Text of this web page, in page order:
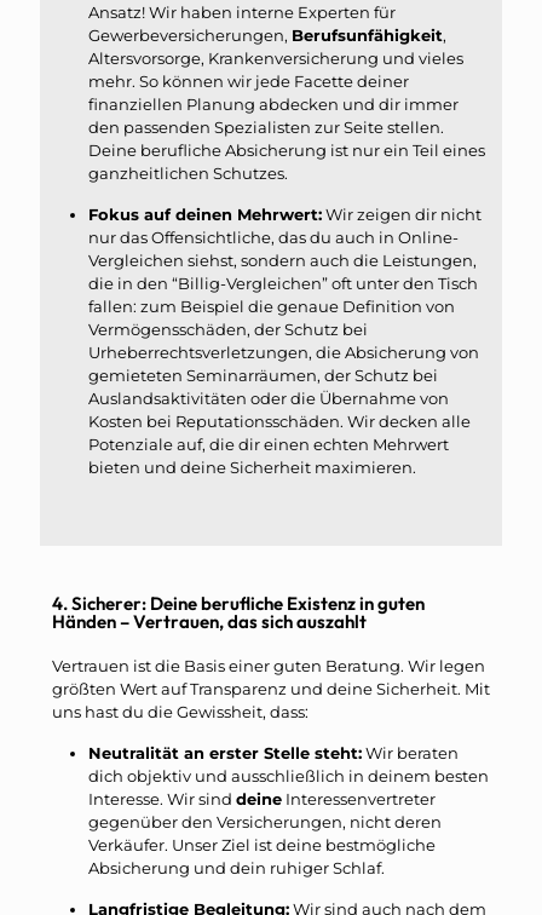
Ansatz! Wir haben interne Experten für
Gewerbeversicherungen, Berufsunfähigkeit,
Altersvorsorge, Krankenversicherung und vieles
mehr. So können wir jede Facette deiner
finanziellen Planung abdecken und dir immer
den passenden Spezialisten zur Seite stellen.
Deine berufliche Absicherung ist nur ein Teil eines
ganzheitlichen Schutzes.
Fokus auf deinen Mehrwert:Wir zeigen dir nicht
nur das Offensichtliche, das du auch in Online-
Vergleichen siehst, sondern auch die Leistungen,
die in den “Billig-Vergleichen” oft unter den Tisch
fallen: zum Beispiel die genaue Definition von
Vermögensschäden, der Schutz bei
Urheberrechtsverletzungen, die Absicherung von
gemieteten Seminarräumen, der Schutz bei
Auslandsaktivitäten oder die Übernahme von
Kosten bei Reputationsschäden. Wir decken alle
Potenziale auf, die dir einen echten Mehrwert
bieten und deine Sicherheit maximieren.
4. Sicherer: Deine berufliche Existenz in guten
Händen – Vertrauen, das sich auszahlt
Vertrauen ist die Basis einer guten Beratung. Wir legen
größten Wert auf Transparenz und deine Sicherheit. Mit
uns hast du die Gewissheit, dass:
Neutralität an erster Stelle steht:Wir beraten
dich objektiv und ausschließlich in deinem besten
Interesse. Wir sind deine Interessenvertreter
gegenüber den Versicherungen, nicht deren
Verkäufer. Unser Ziel ist deine bestmögliche
Absicherung und dein ruhiger Schlaf.
Langfristige Begleitung:Wir sind auch nach dem